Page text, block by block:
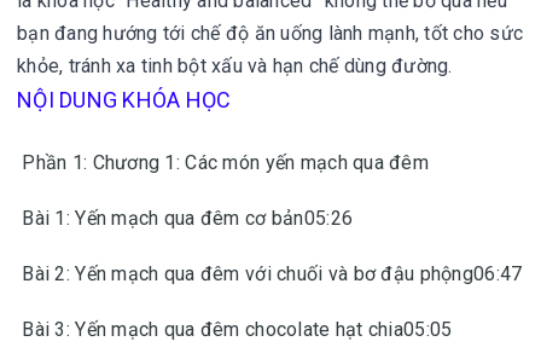
bạn đang hướng tới chế độ ăn uống lành mạnh, tốt cho sức
khỏe, tránh xa tinh bột xấu và hạn chế dùng đường.
NỘI DUNG KHÓA HỌC
Phần 1: Chương 1: Các món yến mạch qua đêm
Bài 1: Yến mạch qua đêm cơ bản05:26
Bài 2: Yến mạch qua đêm với chuối và bơ đậu phộng06:47
Bài 3: Yến mạch qua đêm chocolate hạt chia05:05